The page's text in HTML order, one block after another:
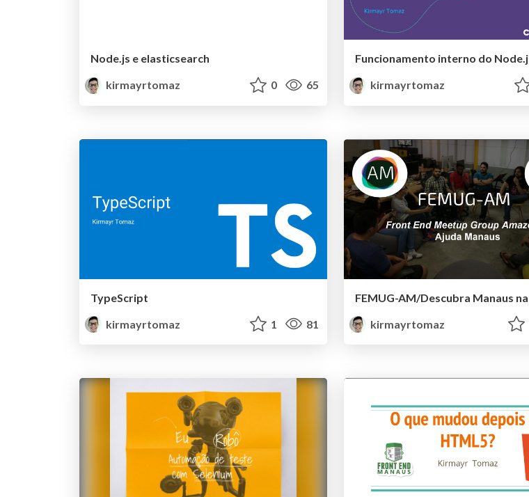
Node.js e elasticsearch
kirmayrtomaz
0 65
kirmayrtomaz
TypeScript
kirmayrtomaz
1 81
FEMUG-AM/Descubra Manaus
kirmayrtomaz